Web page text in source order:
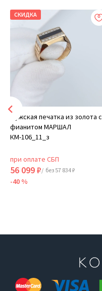
СКИДКА
Мужская печатка из золота с
фианитом МАРШАЛ
КМ-106_11_з
при оплате СБП
56 099 ₽/ без 57 834 ₽
-40 %